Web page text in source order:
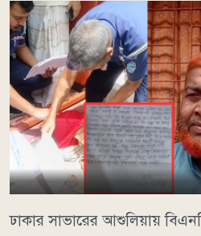
ঢাকার সাভারের আশুলিয়ায়